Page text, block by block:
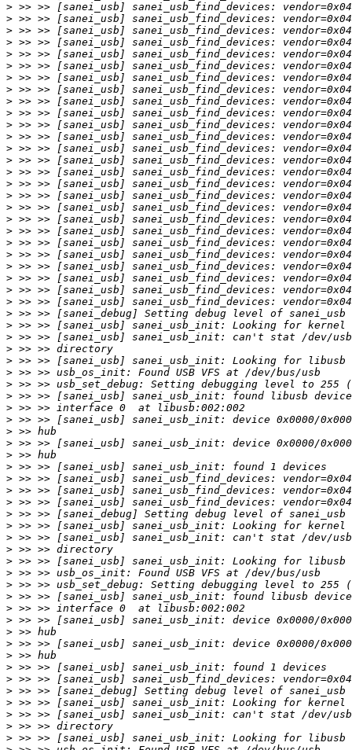
>
>
>
>
>
>
>
>
>
>
>
>
>
>
>
>
>
>
>
>
>
>
>
>
>
>
>
>
>
>
>
>
>
>
>
>
>
>
>
>
>
>
>
>
>
>
>
>
>
>
>
>
>
>
>
>
>
>
>
>
>
>
>